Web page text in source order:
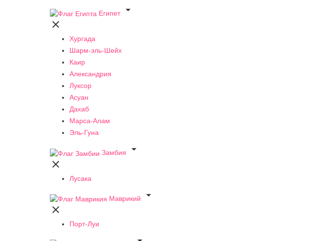
Египет


Хургада
Шарм-эль-Шейх
Каир
Александрия
Луксор
Асуан
Дахаб
Марса-Алам
Эль-Гуна
Замбия


Лусака
Маврикий


Порт-Луи